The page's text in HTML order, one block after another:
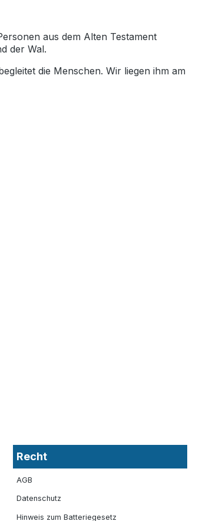
aus dem Alten Testament
der Wal.
die Menschen. Wir liegen ihm am
Recht
AGB
Datenschutz
Hinweis zum Batteriegesetz